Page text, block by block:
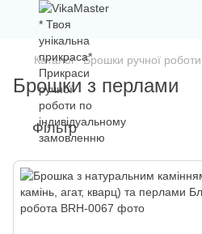
Каталог Брошки ручної роботи
Брошки з перлами
Фільтр